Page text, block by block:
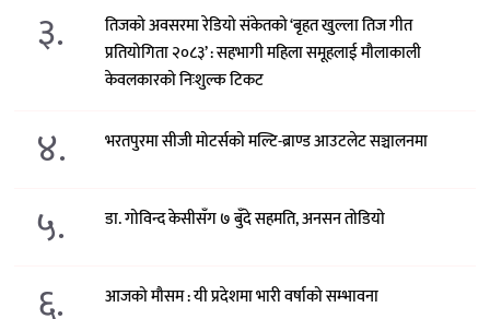
३.
तिजको अवसरमा रेडियो संकेतको ‘बृहत खुल्ला तिज गीत
प्रतियोगिता २०८३’ : सहभागी महिला समूहलाई मौलाकाली
केवलकारको निःशुल्क टिकट
४. भरतपुरमा सीजी मोटर्सको मल्टि-ब्राण्ड आउटलेट सञ्चालनमा
५. डा. गोविन्द केसीसँग ७ बुँदे सहमति, अनसन तोडियो
६. आजको मौसम : यी प्रदेशमा भारी वर्षाको सम्भावना